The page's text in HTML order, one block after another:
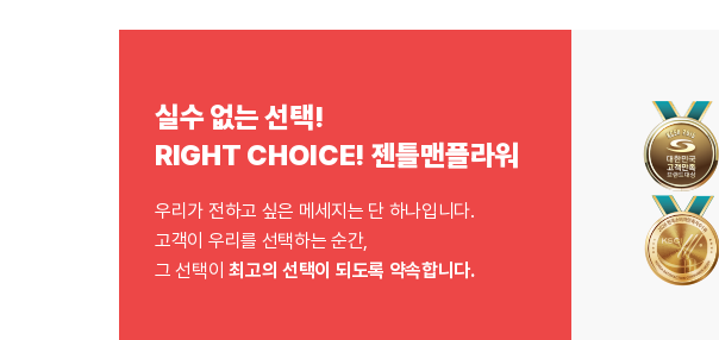
실수 없는 선택!
RIGHT CHOICE! 젠틀맨플라워
우리가 전하고 싶은 메세지는 단 하나입니다.
고객이 우리를 선택하는 순간,
그 선택이최고의 선택이 되도록 약속합니다.